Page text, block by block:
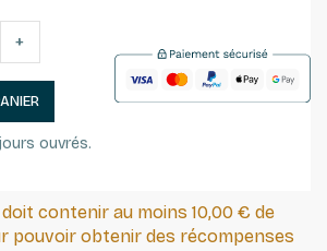
+
ouvrés.
contenir au moins 10,00 € de
pouvoir obtenir des récompenses